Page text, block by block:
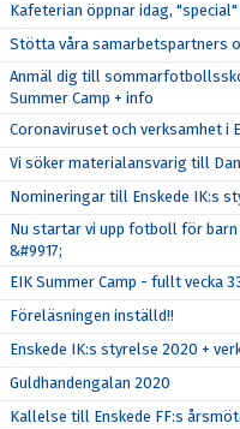
Kafeterian öppnar idag,
Stötta våra samarbetspartners
Anmäl dig till
Summer Camp + info
Coronaviruset och verksamhet i
Vi söker materialansvarig till
Nomineringar till Enskede IK:s
Nu startar vi upp fotboll för barn
&#9917;
EIK Summer Camp - fullt vecka
Föreläsningen inställd!!
Enskede IK:s styrelse 2020 +
Guldhandengalan 2020
Kallelse till Enskede FF:s